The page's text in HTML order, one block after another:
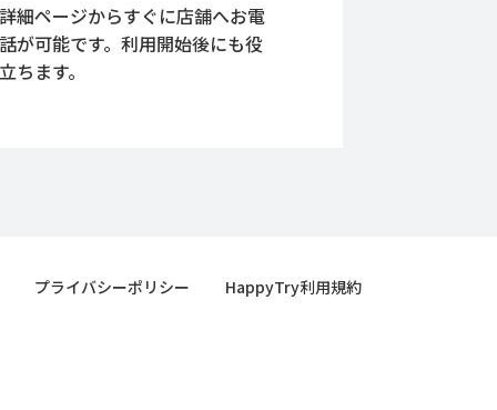
細ページからすぐに店舗へお電
が可能です。利用開始後にも役
ちます。
プライバシーポリシー HappyTry利用規約